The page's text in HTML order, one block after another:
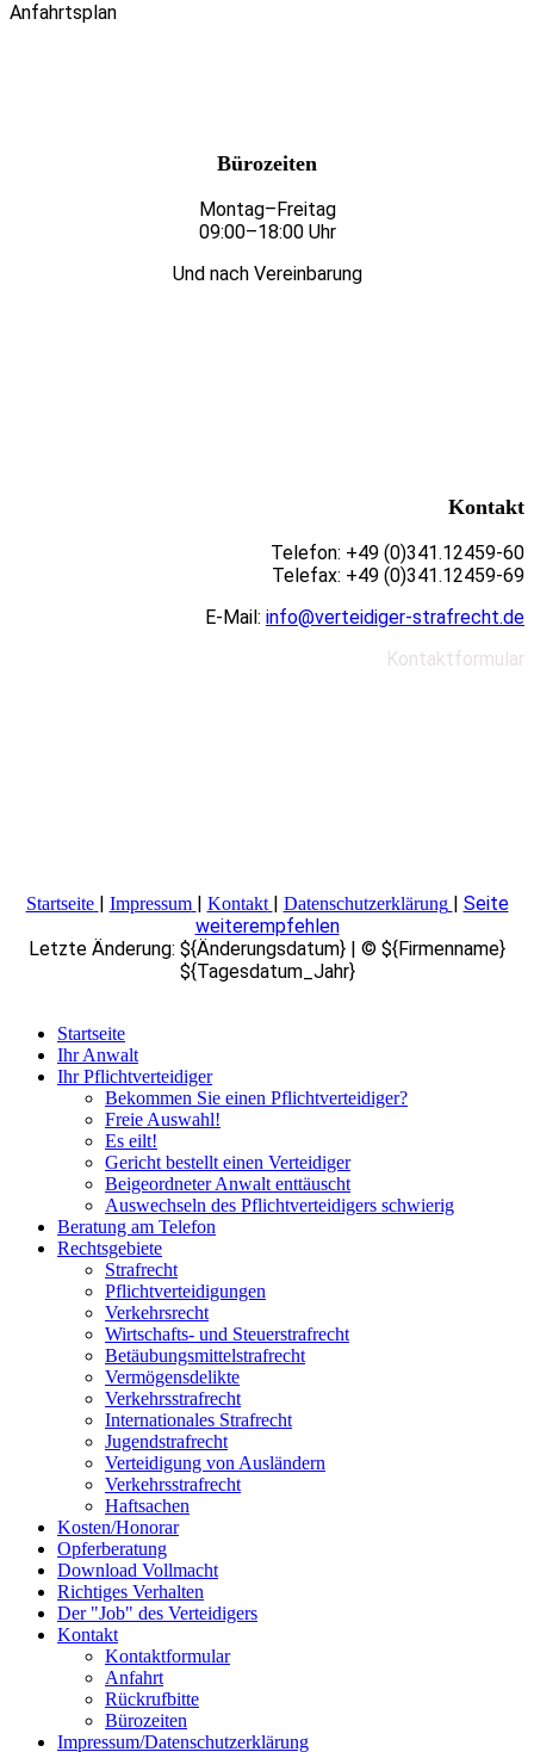
Anfahrtsplan
Bürozeiten
Montag–Freitag
09:00–18:00 Uhr
Und nach Vereinbarung
Kontakt
Telefon: +49 (0)341.12459-60
Telefax: +49 (0)341.12459-69
E-Mail: info@verteidiger-strafrecht.de
Kontaktformular
Startseite Impressum Kontakt Datenschutzerklärung
Seite
weiterempfehlen
Letzte Änderung: ${Änderungsdatum} | © ${Firmenname}
${Tagesdatum_Jahr}
Startseite
Ihr Anwalt
Ihr Pflichtverteidiger
Bekommen Sie einen Pflichtverteidiger?
Freie Auswahl!
Es eilt!
Gericht bestellt einen Verteidiger
Beigeordneter Anwalt enttäuscht
Auswechseln des Pflichtverteidigers schwierig
Beratung am Telefon
Rechtsgebiete
Strafrecht
Pflichtverteidigungen
Verkehrsrecht
Wirtschafts- und Steuerstrafrecht
Betäubungsmittelstrafrecht
Vermögensdelikte
Verkehrsstrafrecht
Internationales Strafrecht
Jugendstrafrecht
Verteidigung von Ausländern
Verkehrsstrafrecht
Haftsachen
Kosten/Honorar
Opferberatung
Download Vollmacht
Richtiges Verhalten
Der "Job" des Verteidigers
Kontakt
Kontaktformular
Anfahrt
Rückrufbitte
Bürozeiten
Impressum/Datenschutzerklärung